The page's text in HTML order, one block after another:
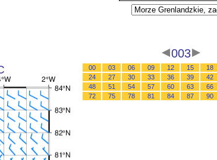
003
00 03 06 09 12 15 18
24
27 30 33 36 39 42
48
51 54 57 60 63 66
72
75 78 81 84 87 90